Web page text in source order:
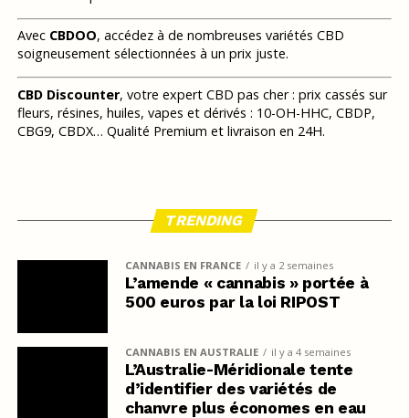
Avec CBDOO, accédez à de nombreuses variétés CBD
soigneusement sélectionnées à un prix juste.
CBD Discounter, votre expert CBD pas cher : prix cassés sur
fleurs, résines, huiles, vapes et dérivés : 10-OH-HHC, CBDP,
CBG9, CBDX… Qualité Premium et livraison en 24H.
TRENDING
CANNABIS EN FRANCE il y a 2 semaines
L’amende « cannabis » portée à
500 euros par la loi RIPOST
CANNABIS EN AUSTRALIE il y a 4 semaines
L’Australie-Méridionale tente
d’identifier des variétés de
chanvre plus économes en eau